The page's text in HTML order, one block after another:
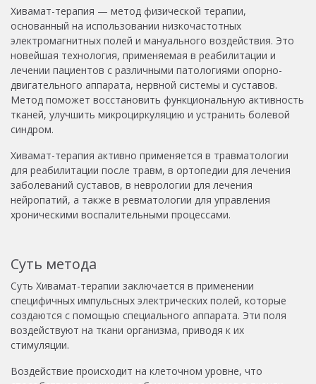
Хивамат-терапия — метод физической терапии,
основанный на использовании низкочастотных
электромагнитных полей и мануального воздействия. Это
новейшая технология, применяемая в реабилитации и
лечении пациентов с различными патологиями опорно-
двигательного аппарата, нервной системы и суставов.
Метод поможет восстановить функциональную активность
тканей, улучшить микроциркуляцию и устранить болевой
синдром.
Хивамат-терапия активно применяется в травматологии
для реабилитации после травм, в ортопедии для лечения
заболеваний суставов, в неврологии для лечения
нейропатий, а также в ревматологии для управления
хроническими воспалительными процессами.
Суть метода
Суть Хивамат-терапии заключается в применении
специфичных импульсных электрических полей, которые
создаются с помощью специального аппарата. Эти поля
воздействуют на ткани организма, приводя к их
стимуляции.
Воздействие происходит на клеточном уровне, что